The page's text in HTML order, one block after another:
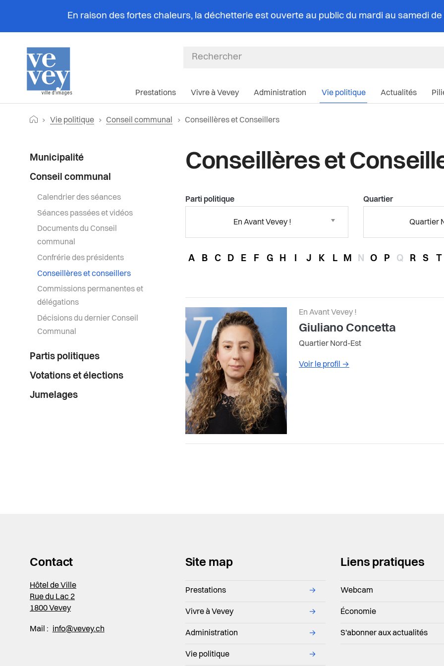
En raison des fortes chaleurs, la déchetterie est ouverte au public du mardi au samedi de
Prestations Vivre à Vevey Administration Vie politique Actualités
FilRetourner vers la page d'accueil
Vie politique Conseil communal Page actuelle:
Conseillères et Conseillers
Conseillères et
Parti politique
En Avant Vevey !
Quartier
Quartier
A B C D E F G H I J K L M N O P Q R S T
En Avant Vevey !
Giuliano Concetta
Quartier Nord-Est
Voir le profil →
Menu
latéral
Municipalité
Conseil communal
Calendrier des séances
Séances passées et vidéos
Documents du Conseil
communal
Confrérie des présidents
Conseillères et conseillers
Commissions permanentes et
délégations
Décisions du dernier Conseil
Communal
Partis politiques
Votations et élections
Jumelages
Contact
Hôtel de Ville
Rue du Lac 2
1800 Vevey
Mail : info@vevey.ch
Site map
Prestations →
Vivre à Vevey →
Administration →
Vie politique →
Liens pratiques
Webcam
Économie
S'abonner aux actualités